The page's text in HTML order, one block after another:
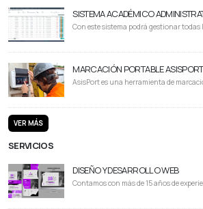
SISTEMA ACADÉMICO
Con este sistema podrá gestionar todas
MARCACIÓN PORTABLE ASISPORT
AsisPort es una herramienta de
VER MÁS
SERVICIOS
DISEÑO Y DESARROLLO WEB
Contamos con más de 15 años de